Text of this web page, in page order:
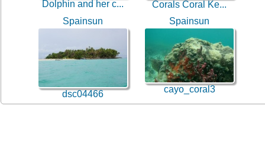
Dolphin and her c...
Corals Coral Ke...
Spainsun
dsc04466
Spainsun
cayo_coral3